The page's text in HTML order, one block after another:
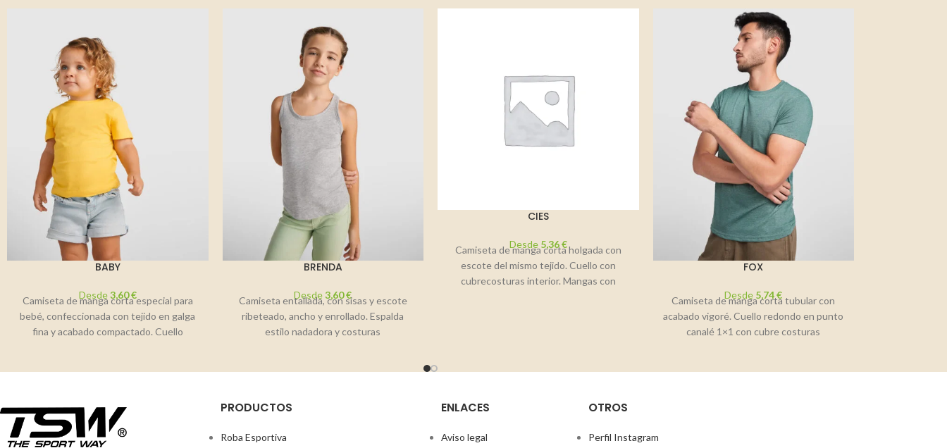
BABY
Desde3,60€
Camiseta de manga corta especial para
bebé, confeccionada con tejido en galga
fina y acabado compactado. Cuello
BRENDA
Desde3,60€
Camiseta entallada, con sisas y escote
ribeteado, ancho y enrollado. Espalda
estilo nadadora y costuras
CIES
Desde 5,36€
Camiseta de manga corta holgada con
escote del mismo tejido. Cuello con
cubrecosturas interior. Mangas con
FOX
Desde 5,74€
Camiseta de manga corta tubular con
acabado vigoré. Cuello redondo en punto
canalé 1×1 con cubre costuras
PRODUCTOS
Roba Esportiva
ENLACES
Aviso legal
OTROS
Perfil Instagram